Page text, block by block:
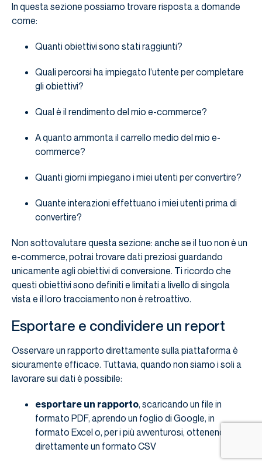
In questa sezione possiamo trovare risposta a domande
come:
Quanti obiettivi sono stati raggiunti?
Quali percorsi ha impiegato l’utente per completare
gli obiettivi?
Qual è il rendimento del mio e-commerce?
A quanto ammonta il carrello medio del mio e-
commerce?
Quanti giorni impiegano i miei utenti per convertire?
Quante interazioni effettuano i miei utenti prima di
convertire?
Non sottovalutare questa sezione: anche se il tuo non è un
e-commerce, potrai trovare dati preziosi guardando
unicamente agli obiettivi di conversione. Ti ricordo che
questi obiettivi sono definiti e limitati a livello di singola
vista e il loro tracciamento non è retroattivo.
Esportare e condividere un report
Osservare un rapporto direttamente sulla piattaforma è
sicuramente efficace. Tuttavia, quando non siamo i soli a
lavorare sui dati è possibile:
esportare un rapporto, scaricando un file in
formato PDF, aprendo un foglio di Google, in
formato Excel o, per i più avventurosi, ottenendo
direttamente un formato CSV